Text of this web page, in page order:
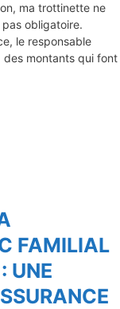
ma trottinette ne
pas obligatoire.
le responsable
montants qui font
FAMILIAL
UNE